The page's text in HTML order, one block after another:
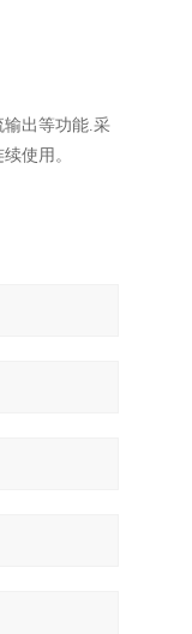
出等功能.采
使用。